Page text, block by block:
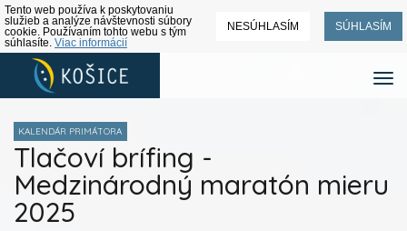
Tento web používa k poskytovaniu
služieb a analýze návštevnosti súbory
cookie. Používaním tohto webu s tým
súhlasíte. Viac informácií
NESÚHLASÍM SÚHLASÍM
KALENDÁR PRIMÁTORA
Tlačoví brífing -
Medzinárodný maratón mieru
2025